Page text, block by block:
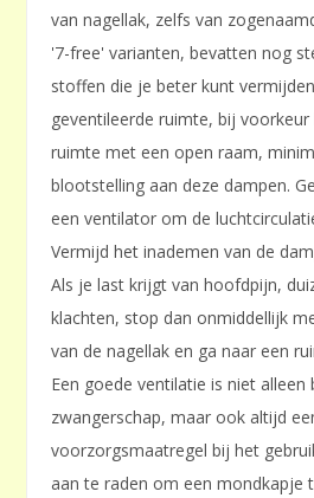
van nagellak, zelfs van
'7-free' varianten, bevatten nog
stoffen die je beter kunt
geventileerde ruimte, bij
ruimte met een open raam,
blootstelling aan deze dampen.
een ventilator om de
Vermijd het inademen van de
Als je last krijgt van hoofdpijn,
klachten, stop dan onmiddellijk
van de nagellak en ga naar een
Een goede ventilatie is niet alleen
zwangerschap, maar ook altijd
voorzorgsmaatregel bij het
aan te raden om een mondkapje